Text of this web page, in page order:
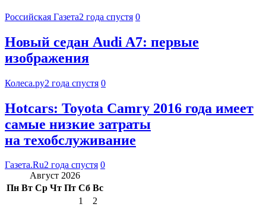
Российская Газета2 года спустя 0
Новый седан Audi A7: первые
изображения
Колеса.ру2 года спустя 0
Hotcars: Toyota Camry 2016 года имеет
самые низкие затраты
на техобслуживание
Газета.Ru2 года спустя 0
Август 2026
Пн Вт Ср Чт Пт Сб Вс
1
2